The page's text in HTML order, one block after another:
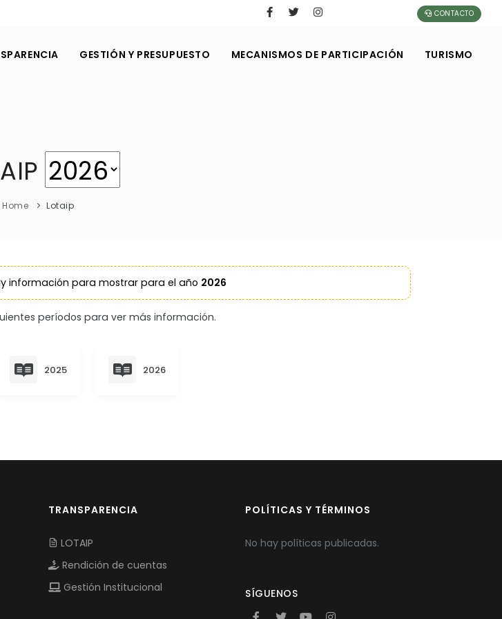
CONTACTO
GESTIÓN Y PRESUPUESTO MECANISMOS DE PARTICIPACIÓN TURISMO
Home Lotaip
información para mostrar para el año 2026
períodos para ver más información.
2025 2026
TRANSPARENCIA
LOTAIP
Rendición de cuentas
Gestión Institucional
POLÍTICAS Y TÉRMINOS
No hay políticas publicadas.
SÍGUENOS